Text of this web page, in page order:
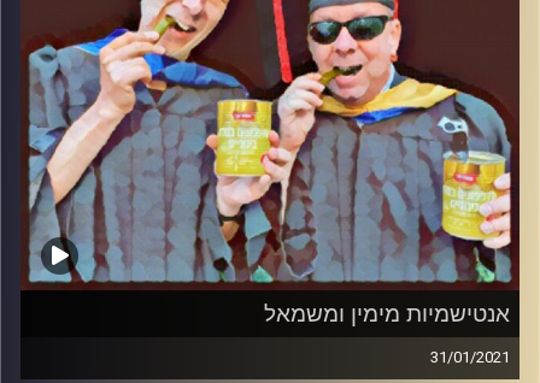
קרדיט תמונות:AudioVersity
אנטישמיות מימין ומשמאל
31/01/2021